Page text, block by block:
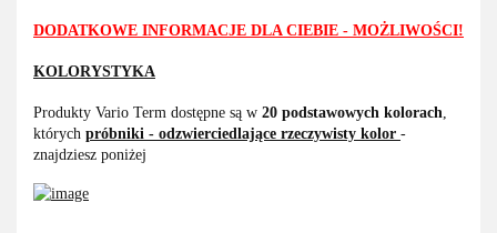
DODATKOWE INFORMACJE DLA CIEBIE - MOŻLIWOŚCI!
KOLORYSTYKA
Produkty Vario Term dostępne są w 20 podstawowych kolorach,
których próbniki - odzwierciedlające rzeczywisty kolor -
znajdziesz poniżej